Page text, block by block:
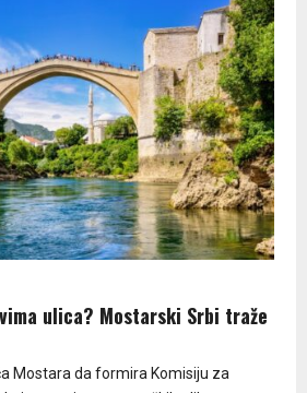
ulica? Mostarski Srbi traže
Mostara da formira Komisiju za